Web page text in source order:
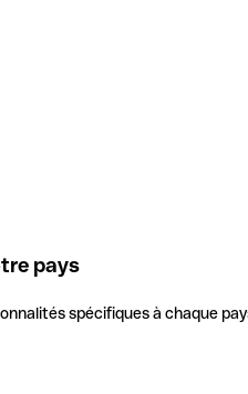
pays
spécifiques à chaque